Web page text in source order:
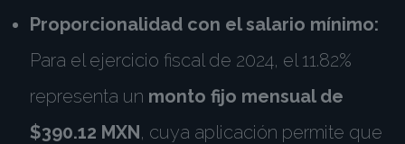
Proporcionalidad con el salario mínimo:
Para el ejercicio fiscal de 2024, el 11.82%
representa un monto fijo mensual de
$390.12 MXN, cuya aplicación permite que